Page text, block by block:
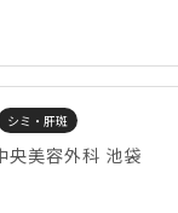
シミ・肝斑
央美容外科 池袋